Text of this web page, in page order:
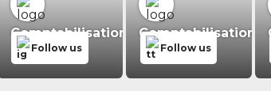
Comptabilisation.fr
Follow us
Comptabilisation.fr
Follow us